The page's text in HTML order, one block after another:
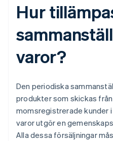
Hur
varor?
Den periodiska
produkter som skickas
momsregistrerade kunder i
varor utgör en
Alla dessa försäljningar